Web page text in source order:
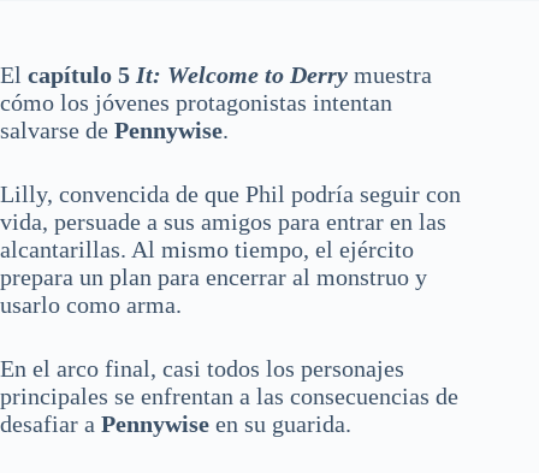
El capítulo 5 It: Welcome to Derry muestra
cómo los jóvenes protagonistas intentan
salvarse de Pennywise.
Lilly, convencida de que Phil podría seguir con
vida, persuade a sus amigos para entrar en las
alcantarillas. Al mismo tiempo, el ejército
prepara un plan para encerrar al monstruo y
usarlo como arma.
En el arco final, casi todos los personajes
principales se enfrentan a las consecuencias de
desafiar a Pennywise en su guarida.